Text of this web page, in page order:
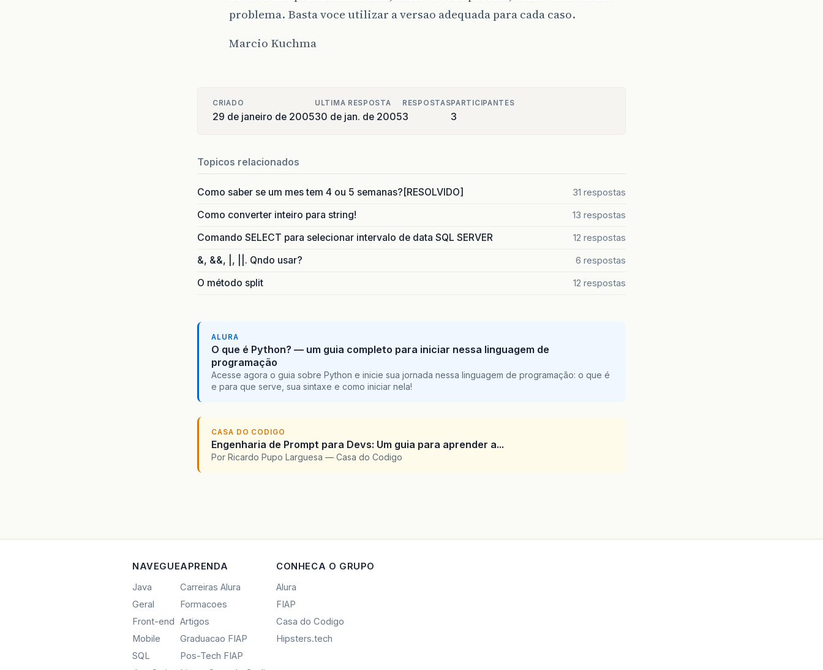
problema. Basta voce utilizar a versao adequada para cada caso.
Marcio Kuchma
CRIADO
29 de janeiro de 2005
ULTIMA RESPOSTA
30 de jan. de 2005
RESPOSTAS
3
PARTICIPANTES
3
Topicos relacionados
Como saber se um mes tem 4 ou 5 semanas?[RESOLVIDO] 31 respostas
Como converter inteiro para string! 13 respostas
Comando SELECT para selecionar intervalo de data SQL SERVER 12 respostas
&, &&, |, ||. Qndo usar? 6 respostas
O método split 12 respostas
ALURA
O que é Python? — um guia completo para iniciar nessa linguagem de
programação
Acesse agora o guia sobre Python e inicie sua jornada nessa linguagem de programação: o que é
e para que serve, sua sintaxe e como iniciar nela!
CASA DO CODIGO
Engenharia de Prompt para Devs: Um guia para aprender a...
Por Ricardo Pupo Larguesa — Casa do Codigo
NAVEGUE
Java
Geral
Front-end
Mobile
SQL
APRENDA
Carreiras Alura
Formacoes
Artigos
Graduacao FIAP
Pos-Tech FIAP
CONHECA O GRUPO
Alura
FIAP
Casa do Codigo
Hipsters.tech